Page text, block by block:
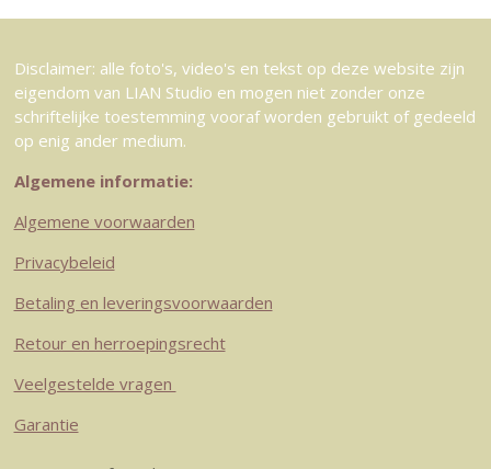
Disclaimer: alle foto's, video's en tekst op deze website zijn
eigendom van LIAN Studio en mogen niet zonder onze
schriftelijke toestemming vooraf worden gebruikt of gedeeld
op enig ander medium.
Algemene informatie:
Algemene voorwaarden
Privacybeleid
Betaling en leveringsvoorwaarden
Retour en herroepingsrecht
Veelgestelde vragen
Garantie